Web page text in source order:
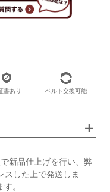
書あり ベルト交換可能
新品仕上げを行い、弊
スした上で発送しま
。